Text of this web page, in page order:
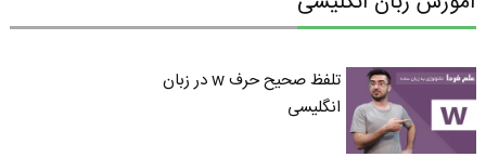
تلفظ صحیح حرف w در زبان
انگلیسی